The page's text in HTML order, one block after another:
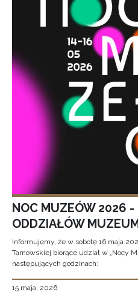
NOC MUZEÓW 2026
ODDZIAŁÓW
Informujemy, że w sobotę 16 maja
Tarnowskiej biorące udział w „Nocy
następujących godzinach:
15 maja, 2026